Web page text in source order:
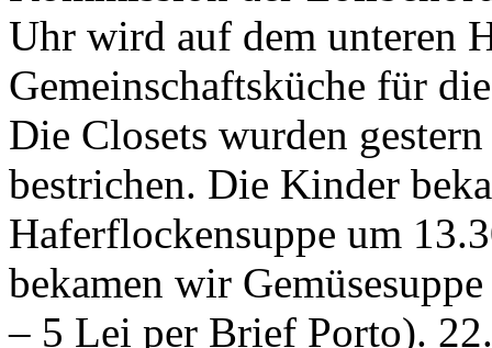
Uhr wird auf dem unteren
Gemeinschaftsküche für
Die Closets wurden
bestrichen. Die Kinder
Haferflockensuppe um
bekamen wir
– 5 Lei per Brief Porto).